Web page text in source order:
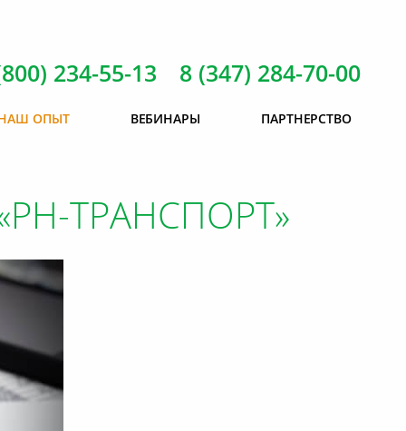
ТРАНСПОРТ»
234-55-13 8 (347) 284-70-00
ОПЫТ ВЕБИНАРЫ ПАРТНЕРСТВО